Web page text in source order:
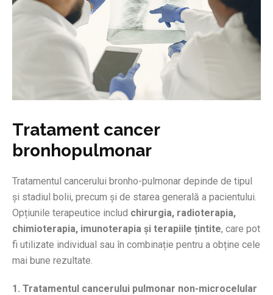
Tratament cancer
bronhopulmonar
Tratamentul cancerului bronho-pulmonar depinde de tipul
și stadiul bolii, precum și de starea generală a pacientului.
Opțiunile terapeutice includ chirurgia, radioterapia,
chimioterapia, imunoterapia și terapiile țintite, care pot
fi utilizate individual sau în combinație pentru a obține cele
mai bune rezultate.
1. Tratamentul cancerului pulmonar non-microcelular